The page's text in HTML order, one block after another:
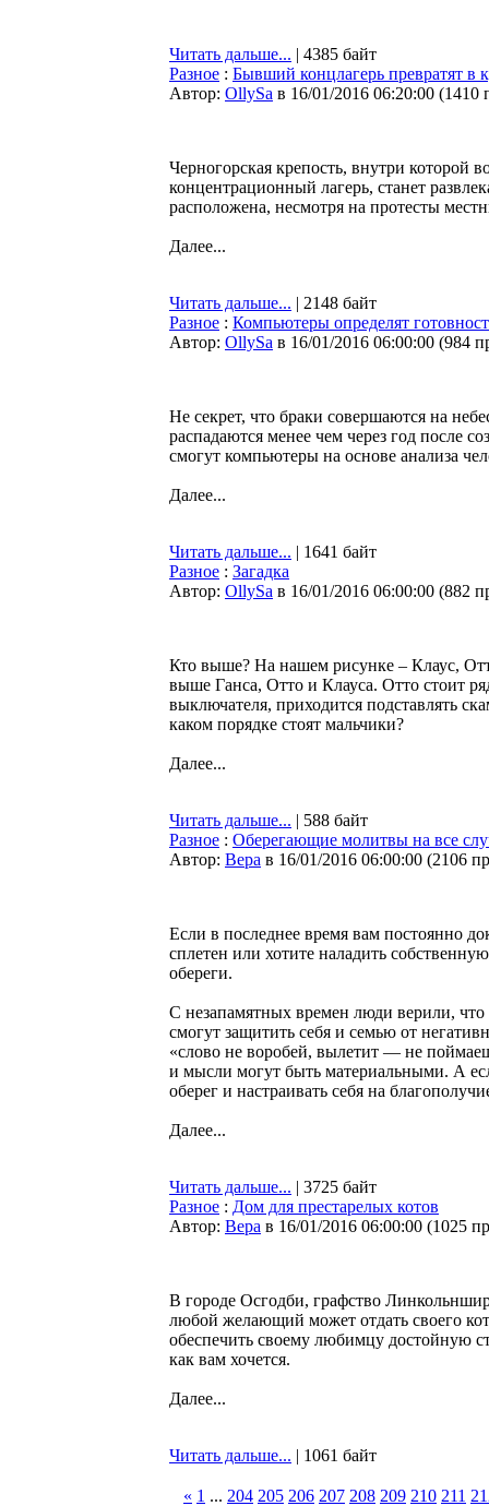
Читать дальше... | 4385 байт
Разное : Бывший концлагерь превратят в
Автор: OllySa в 16/01/2016 06:20:00 (1410
Черногорская крепость, внутри которой
концентрационный лагерь, станет
расположена, несмотря на протесты
Далее...
Читать дальше... | 2148 байт
Разное : Компьютеры определят
Автор: OllySa в 16/01/2016 06:00:00 (984
Не секрет, что браки совершаются на
распадаются менее чем через год после
смогут компьютеры на основе анализа
Далее...
Читать дальше... | 1641 байт
Разное : Загадка
Автор: OllySa в 16/01/2016 06:00:00 (882
Кто выше? На нашем рисунке – Клаус,
выше Ганса, Отто и Клауса. Отто стоит
выключателя, приходится подставлять
каком порядке стоят мальчики?
Далее...
Читать дальше... | 588 байт
Разное : Оберегающие молитвы на все
Автор: Bepa в 16/01/2016 06:00:00 (2106
Если в последнее время вам постоянно
сплетен или хотите наладить
обереги.
С незапамятных времен люди верили,
смогут защитить себя и семью от
«слово не воробей, вылетит — не
и мысли могут быть материальными. А
оберег и настраивать себя на
Далее...
Читать дальше... | 3725 байт
Разное : Дом для престарелых котов
Автор: Bepa в 16/01/2016 06:00:00 (1025
В городе Осгодби, графство
любой желающий может отдать своего
обеспечить своему любимцу достойную
как вам хочется.
Далее...
Читать дальше... | 1061 байт
« 1 ... 204 205 206 207 208 209 210 211